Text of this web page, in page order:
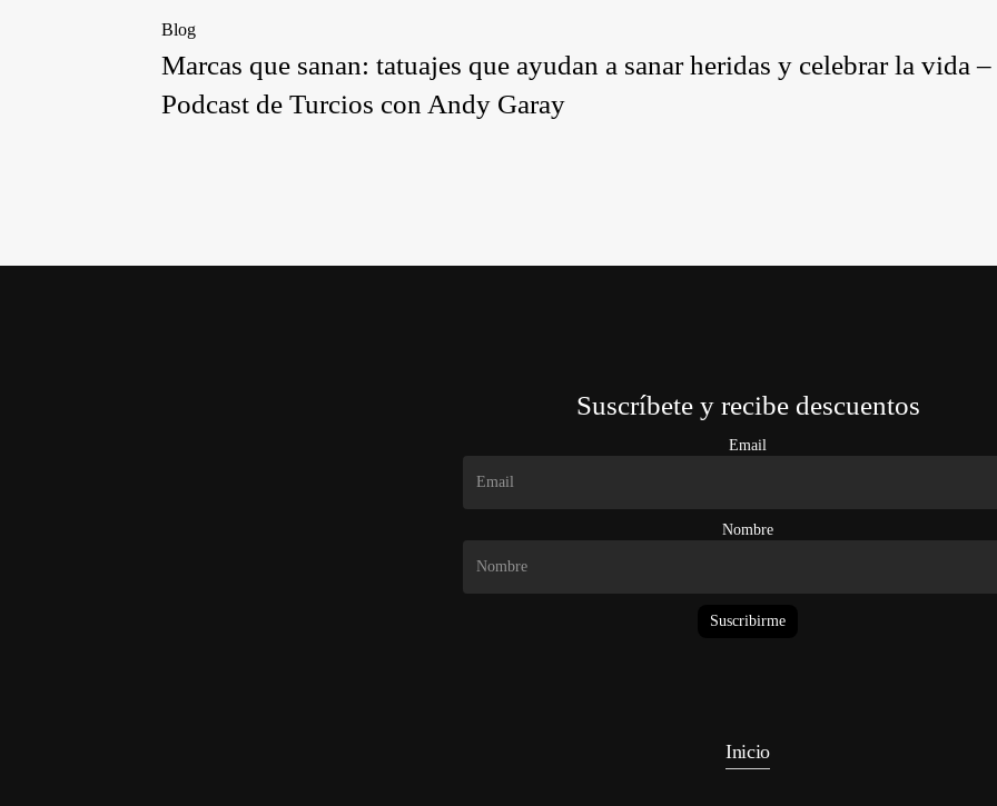
Blog
Marcas que sanan: tatuajes que ayudan a sanar heridas y celebrar la vida
Podcast de Turcios con Andy Garay
Suscríbete y recibe descuentos
Email
Nombre
Suscribirme
Inicio